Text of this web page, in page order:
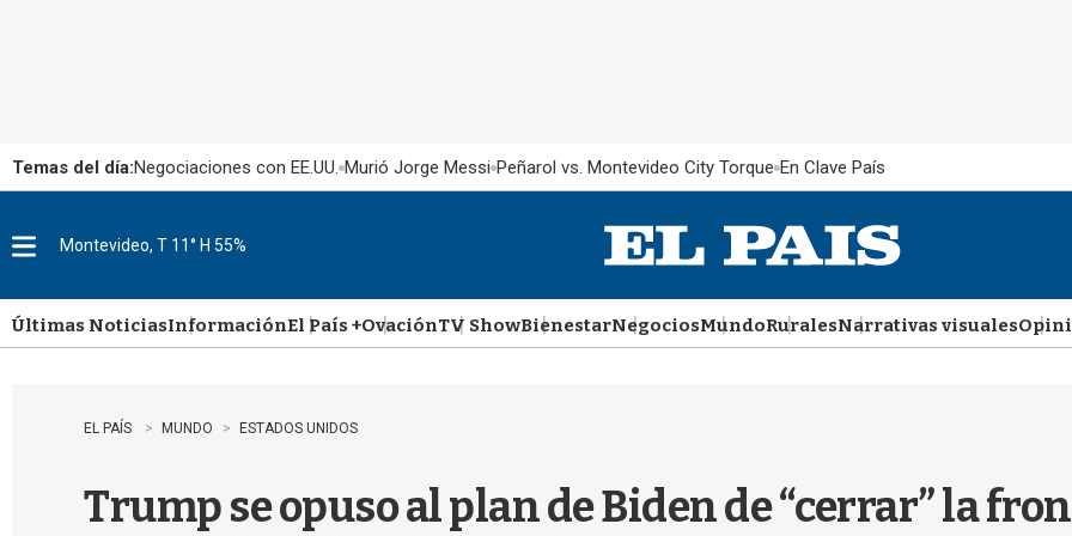
Temas del día:Negociaciones con EE.UU. Murió Jorge Messi Peñarol vs. Montevideo City Torque En Clave País
u
Montevideo, T 11° H 55%
Últimas NoticiasInformaciónEl País +OvaciónTV ShowBienestarNegociosMundoRuralesNarrativas visuales
EL PAÍS MUNDO ESTADOS UNIDOS
Trump se opuso al plan de Biden de “cerrar” la